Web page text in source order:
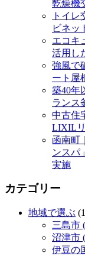
乾燥機
トイ
ビネッ
エコキ
活用し
強風で
ート屋
築40年
ランス
中古住
LIXIL
函南町
ンスパ
実施
カテゴリー
地域で選ぶ
三島市
沼津市
伊豆の